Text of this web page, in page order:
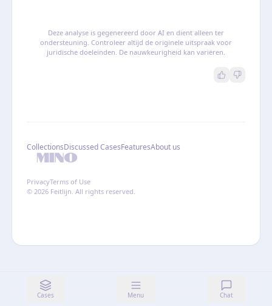
Cases Menu Chat
Deze analyse is gegenereerd door AI en dient alleen ter
ondersteuning. Controleer altijd de originele uitspraak voor
juridische doeleinden. De nauwkeurigheid kan variëren.
CollectionsDiscussed CasesFeaturesAbout us
PrivacyTerms of Use
© 2026 Feitlijn. All rights reserved.